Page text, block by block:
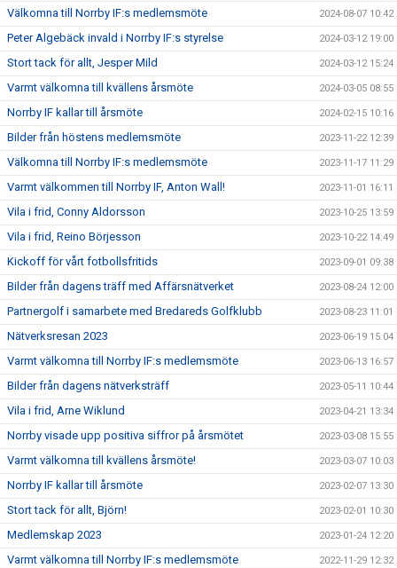
Välkomna till Norrby IF:s medlemsmöte 2024-08-07 10:42
Peter Algebäck invald i Norrby IF:s styrelse 2024-03-12 19:00
Stort tack för allt, Jesper Mild 2024-03-12 15:24
Varmt välkomna till kvällens årsmöte 2024-03-05 08:55
Norrby IF kallar till årsmöte 2024-02-15 10:16
Bilder från höstens medlemsmöte 2023-11-22 12:39
Välkomna till Norrby IF:s medlemsmöte 2023-11-17 11:29
Varmt välkommen till Norrby IF, Anton Wall! 2023-11-01 16:11
Vila i frid, Conny Aldorsson 2023-10-25 13:59
Vila i frid, Reino Börjesson 2023-10-22 14:49
Kickoff för vårt fotbollsfritids 2023-09-01 09:38
Bilder från dagens träff med Affärsnätverket 2023-08-24 12:00
Partnergolf i samarbete med Bredareds Golfklubb 2023-08-23 11:01
Nätverksresan 2023 2023-06-19 15:04
Varmt välkomna till Norrby IF:s medlemsmöte 2023-06-13 16:57
Bilder från dagens nätverksträff 2023-05-11 10:44
Vila i frid, Arne Wiklund 2023-04-21 13:34
Norrby visade upp positiva siffror på årsmötet 2023-03-08 15:55
Varmt välkomna till kvällens årsmöte! 2023-03-07 10:03
Norrby IF kallar till årsmöte 2023-02-07 13:30
Stort tack för allt, Björn! 2023-02-01 10:30
Medlemskap 2023 2023-01-24 12:20
Varmt välkomna till Norrby IF:s medlemsmöte 2022-11-29 12:32